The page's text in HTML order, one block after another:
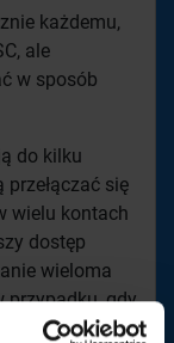
każdemu,
ale
w sposób
do kilku
się
wielu kontach
dostęp
wieloma
przypadku, gdy